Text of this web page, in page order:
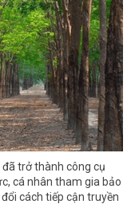
trở thành công cụ
cá nhân tham gia bảo
cách tiếp cận truyền